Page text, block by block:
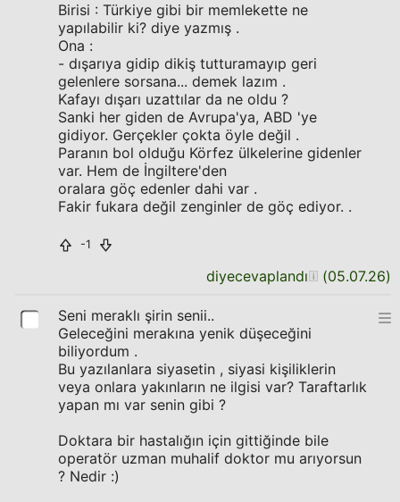
Birisi : Türkiye gibi bir memlekette ne
yapılabilir ki? diye yazmış .
Ona :
- dışarıya gidip dikiş tutturamayıp geri
gelenlere sorsana... demek lazım .
Kafayı dışarı uzattılar da ne oldu ?
Sanki her giden de Avrupa'ya, ABD 'ye
gidiyor. Gerçekler çokta öyle değil .
Paranın bol olduğu Körfez ülkelerine gidenler
var. Hem de İngiltere'den
oralara göç edenler dahi var .
Fakir fukara değil zenginler de göç ediyor. .
-1
diyecevaplandı (05.07.26)
Seni meraklı şirin senii..
Geleceğini merakına yenik düşeceğini
biliyordum .
Bu yazılanlara siyasetin , siyasi kişiliklerin
veya onlara yakınların ne ilgisi var? Taraftarlık
yapan mı var senin gibi ?
Doktara bir hastalığın için gittiğinde bile
operatör uzman muhalif doktor mu arıyorsun
? Nedir :)